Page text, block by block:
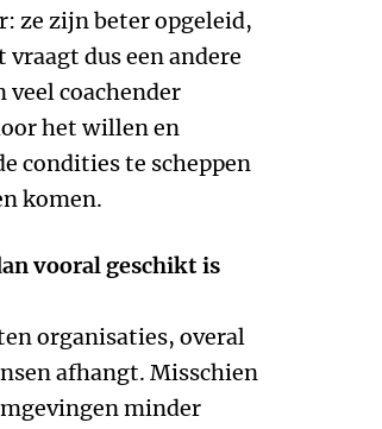
ze zijn beter opgeleid,
dus een andere
veel coachender
het willen en
condities te scheppen
komen.
vooral geschikt is
organisaties, overal
afhangt. Misschien
minder